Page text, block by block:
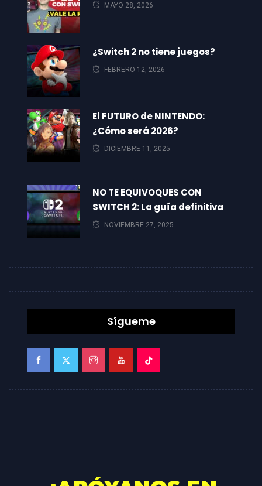
MAYO 28, 2026
¿Switch 2 no tiene juegos?
FEBRERO 12, 2026
El FUTURO de NINTENDO:
¿Cómo será 2026?
DICIEMBRE 11, 2025
NO TE EQUIVOQUES CON
SWITCH 2: La guía definitiva
NOVIEMBRE 27, 2025
Sígueme